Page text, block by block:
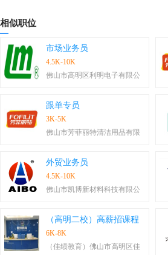
相似职位
市场业务员
4.5K-10K
佛山市高明区利明电子有限公
跟单专员
3K-5K
佛山市芳菲丽特清洁用品有限
外贸业务员
4.5K-10K
佛山市凯博新材料科技有限公
（高明二校）高薪招课程
6K-8K
（佳绩教育）佛山市高明区佳